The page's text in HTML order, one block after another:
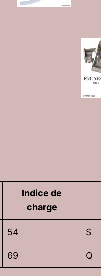
Indice de
charge
54 S
69 Q